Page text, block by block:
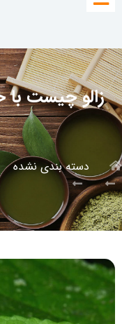
زالو چیست با
دسته بندی نشده